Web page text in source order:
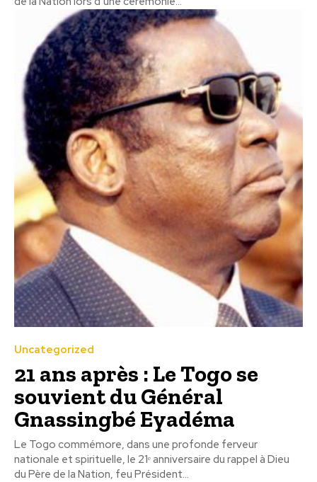
Uncategorized
21 ans après : Le Togo se
souvient du Général
Gnassingbé Eyadéma
Le Togo commémore, dans une profonde ferveur
nationale et spirituelle, le 21ᵉ anniversaire du rappel à Dieu
du Père de la Nation, feu Président...